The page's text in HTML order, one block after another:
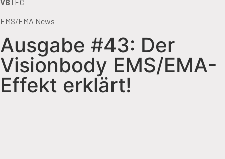
EMS/EMA News
Ausgabe #43: Der
Visionbody EMS/EMA-
Effekt erklärt!